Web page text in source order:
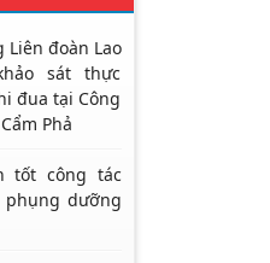
Liên đoàn Lao
sát thực
đua tại Công
Phả
tốt công tác
phụng dưỡng